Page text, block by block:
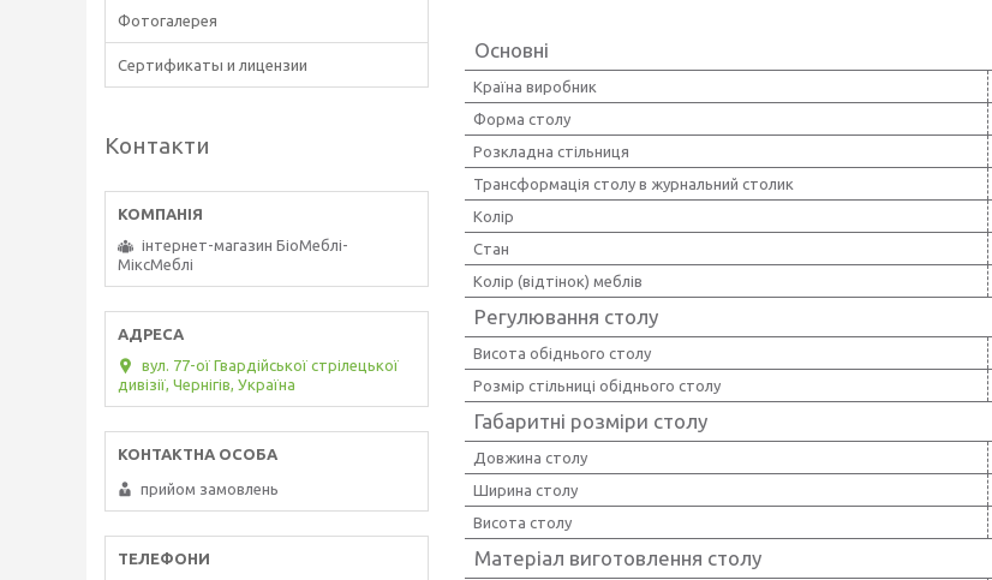
Основні
Країна виробник
Форма столу
Розкладна стільниця
Трансформація столу в журнальний столик
Колір
Стан
Колір (відтінок) меблів
Регулювання столу
Висота обіднього столу
Розмір стільниці обіднього столу
Габаритні розміри столу
Довжина столу
Ширина столу
Висота столу
Матеріал виготовлення столу
Фотогалерея
Сертификаты и лицензии
Контакти
інтернет-магазин БіоМеблі-
МіксМеблі
вул. 77-ої Гвардійської стрілецької
дивізії, Чернігів, Україна
прийом замовлень